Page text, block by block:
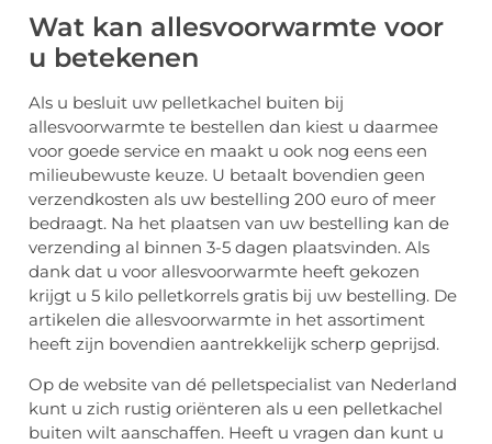
Wat kan allesvoorwarmte voor
u betekenen
Als u besluit uw pelletkachel buiten bij
allesvoorwarmte te bestellen dan kiest u daarmee
voor goede service en maakt u ook nog eens een
milieubewuste keuze. U betaalt bovendien geen
verzendkosten als uw bestelling 200 euro of meer
bedraagt. Na het plaatsen van uw bestelling kan de
verzending al binnen 3-5 dagen plaatsvinden. Als
dank dat u voor allesvoorwarmte heeft gekozen
krijgt u 5 kilo pelletkorrels gratis bij uw bestelling. De
artikelen die allesvoorwarmte in het assortiment
heeft zijn bovendien aantrekkelijk scherp geprijsd.
Op de website van dé pelletspecialist van Nederland
kunt u zich rustig oriënteren als u een pelletkachel
buiten wilt aanschaffen. Heeft u vragen dan kunt u